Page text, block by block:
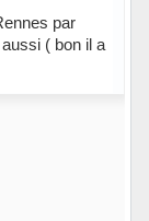
par
( bon il a